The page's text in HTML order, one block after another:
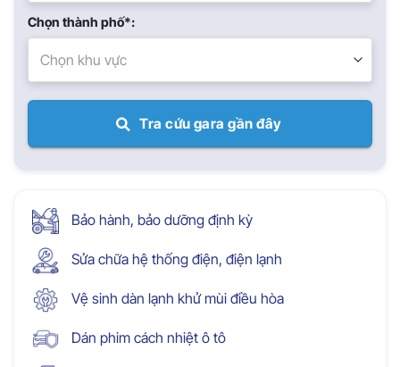
Chọn thành phố*:
Chọn khu vực
Tra cứu gara gần đây
Bảo hành, bảo dưỡng định kỳ
Sửa chữa hệ thống điện, điện lạnh
Vệ sinh dàn lạnh khử mùi điều hòa
Dán phim cách nhiệt ô tô